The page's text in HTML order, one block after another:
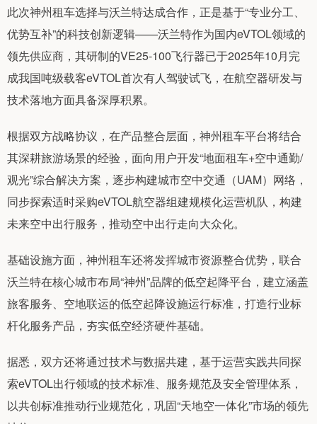
此次神州租车选择与沃兰特达成合作，正是基于“专业分工、
优势互补”的科技创新逻辑——沃兰特作为国内eVTOL领域的
领先供应商，其研制的VE25-100飞行器已于2025年10月完
成我国吨级载客eVTOL首次有人驾驶试飞，在航空器研发与
技术落地方面具备深厚积累。
根据双方战略协议，在产品整合层面，神州租车平台将结合
其深耕旅游场景的经验，面向用户开发“地面租车+空中通勤/
观光”综合解决方案，逐步构建城市空中交通（UAM）网络，
同步探索适时采购eVTOL航空器组建规模化运营机队，构建
未来空中出行服务，推动空中出行走向大众化。
基础设施方面，神州租车还将发挥城市资源整合优势，联合
沃兰特在核心城市布局“神州”品牌的低空起降平台，建立涵盖
旅客服务、空地联运的低空起降设施运行标准，打造行业标
杆化服务产品，夯实低空经济硬件基础。
据悉，双方还将通过技术与数据共建，基于运营实践共同探
索eVTOL出行领域的技术标准、服务规范及安全管理体系，
以共创标准推动行业规范化，巩固“天地空一体化”市场的领先